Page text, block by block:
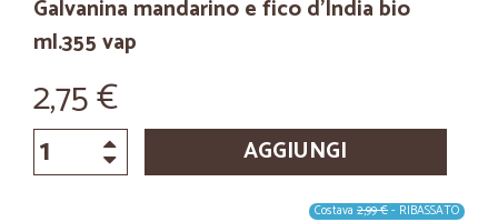
Galvanina mandarino e fico d'India bio
ml.355 vap
2,75 €
AGGIUNGI
Costava 2,99 €- RIBASSATO